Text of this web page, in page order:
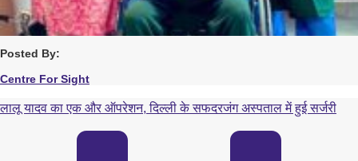
Posted By:
Centre For Sight
लालू यादव का एक और ऑपरेशन, दिल्ली के सफदरजंग अस्पताल में हुई सर्जरी